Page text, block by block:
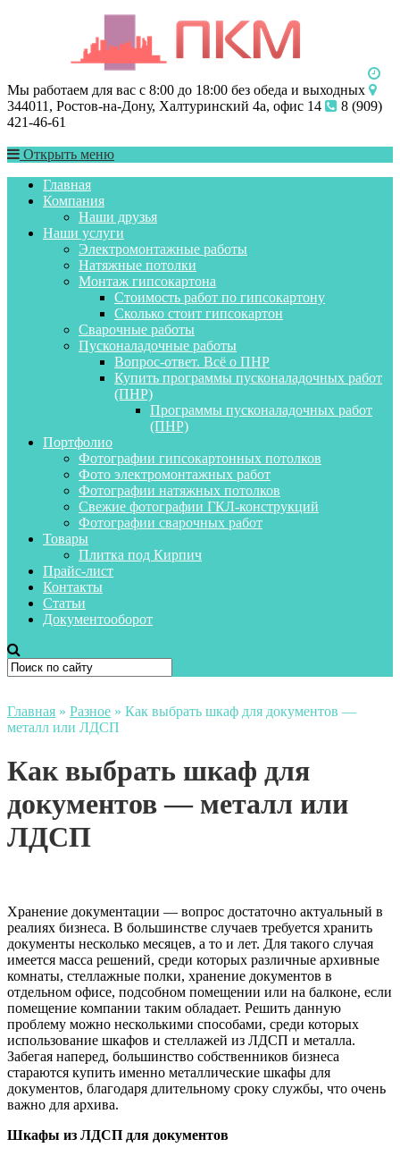
Мы работаем для вас с 8:00 до 18:00 без обеда и выходных
344011, Ростов-на-Дону, Халтуринский 4а, офис 14
8 (909)
421-46-61
Открыть меню
Главная
Компания
Наши друзья
Наши услуги
Электромонтажные работы
Натяжные потолки
Монтаж гипсокартона
Стоимость работ по гипсокартону
Сколько стоит гипсокартон
Сварочные работы
Пусконаладочные работы
Вопрос-ответ. Всё о ПНР
Купить программы пусконаладочных работ
(ПНР)
Программы пусконаладочных работ
(ПНР)
Портфолио
Фотографии гипсокартонных потолков
Фото электромонтажных работ
Фотографии натяжных потолков
Свежие фотографии ГКЛ-конструкций
Фотографии сварочных работ
Товары
Плитка под Кирпич
Прайс-лист
Контакты
Статьи
Документооборот
Главная » Разное » Как выбрать шкаф для документов —
металл или ЛДСП
Как выбрать шкаф для
документов — металл или
ЛДСП
Хранение документации — вопрос достаточно актуальный в
реалиях бизнеса. В большинстве случаев требуется хранить
документы несколько месяцев, а то и лет. Для такого случая
имеется масса решений, среди которых различные архивные
комнаты, стеллажные полки, хранение документов в
отдельном офисе, подсобном помещении или на балконе, если
помещение компании таким обладает. Решить данную
проблему можно несколькими способами, среди которых
использование шкафов и стеллажей из ЛДСП и металла.
Забегая наперед, большинство собственников бизнеса
стараются купить именно металлические шкафы для
документов, благодаря длительному сроку службы, что очень
важно для архива.
Шкафы из ЛДСП для документов